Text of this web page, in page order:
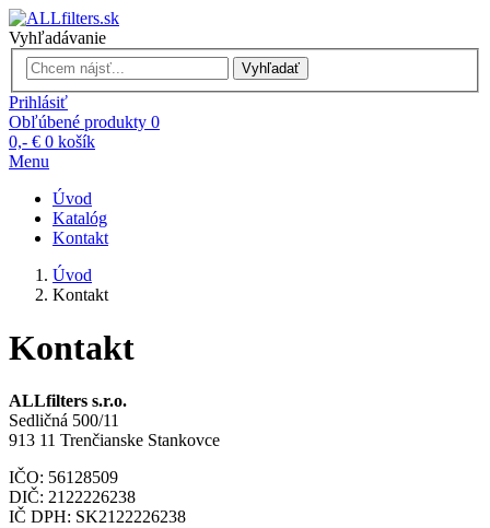
Vyhľadávanie
Vyhľadať
Prihlásiť
Obľúbené produkty 0
0,- € 0 košík
Menu
Úvod
Katalóg
Kontakt
Úvod
Kontakt
Kontakt
ALLfilters s.r.o.
Sedličná 500/11
913 11 Trenčianske Stankovce
IČO: 56128509
DIČ: 2122226238
IČ DPH: SK2122226238